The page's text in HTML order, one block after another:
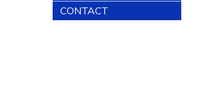
CONTACT